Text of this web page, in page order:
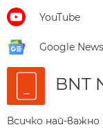
YouTube
Google News
BNT
Всичко най-